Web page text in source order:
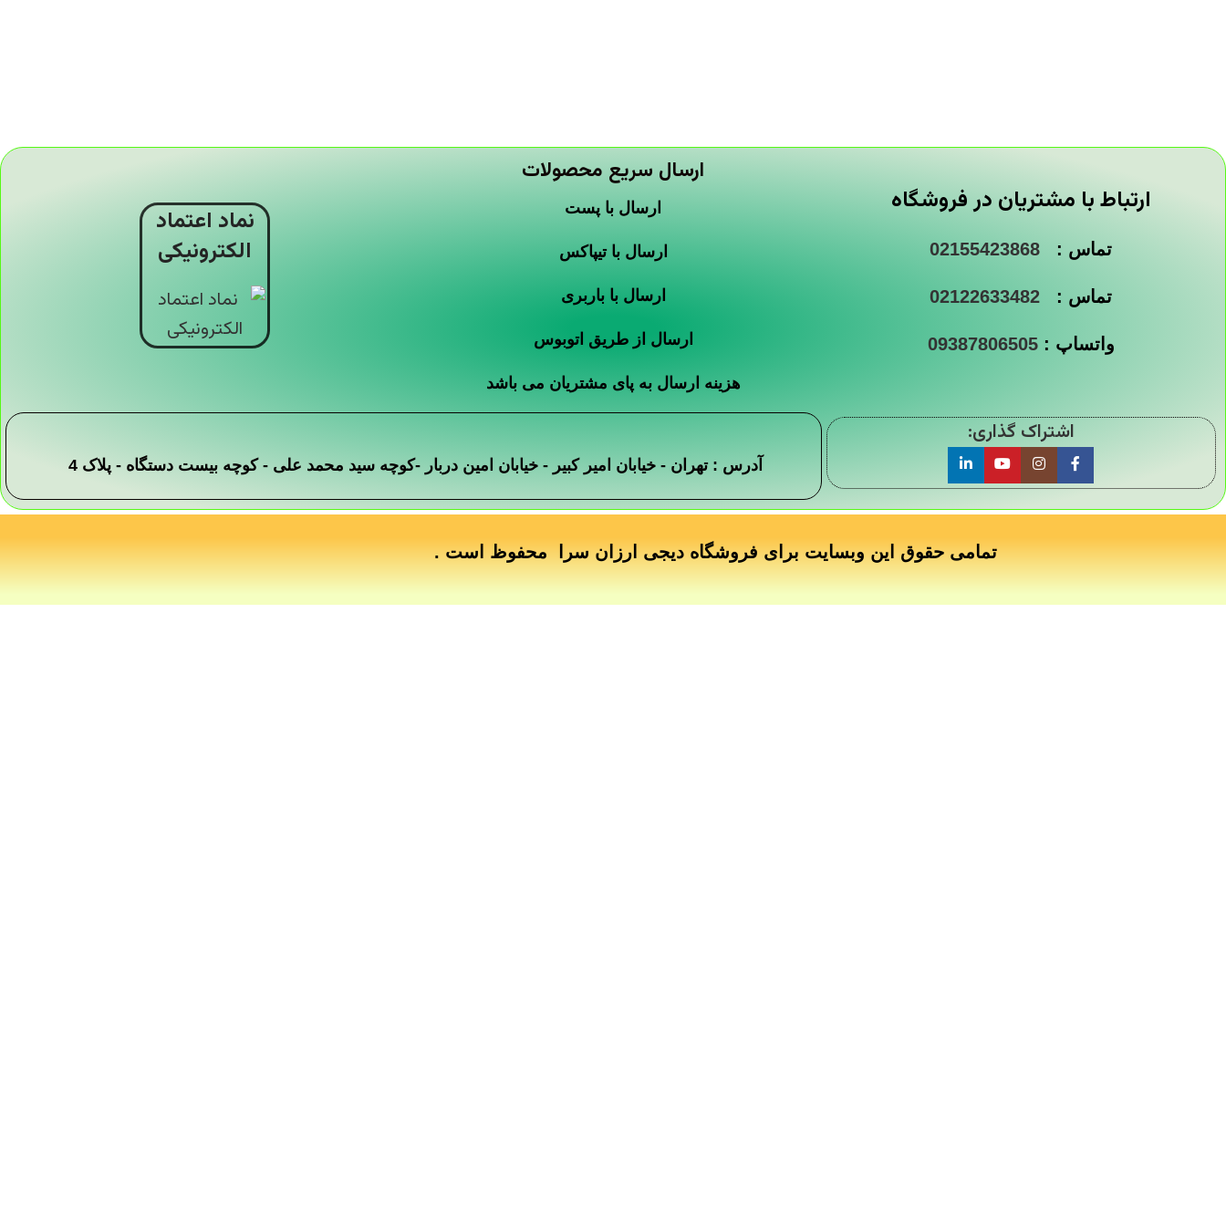
ارتباط با مشتریان در فروشگاه
تماس : 02155423868
تماس : 02122633482
واتساپ :09387806505
ارسال سریع محصولات
ارسال با پست
ارسال با تیپاکس
ارسال با باربری
ارسال از طریق اتوبوس
هزینه ارسال به پای مشتریان می باشد
نماد اعتماد
الکترونیکی
اشتراک گذاری:
آدرس : تهران - خیابان امیر کبیر - خیابان امین دربار -کوچه سید محمد علی - کوچه بیست دستگاه - پلاک 4
تمامی حقوق این وبسایت برای فروشگاه دیجی ارزان سرا محفوظ است .